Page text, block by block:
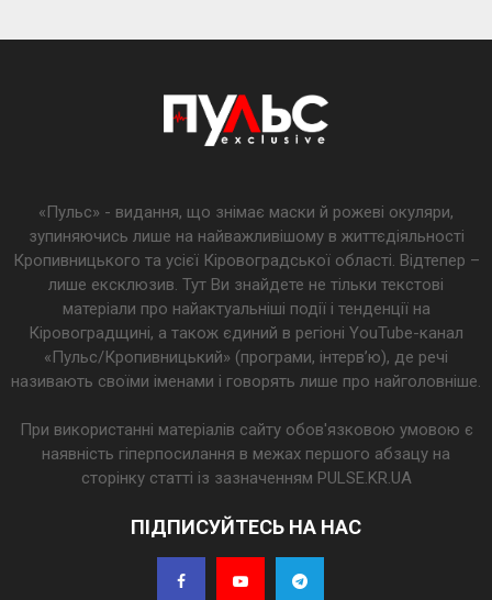
«Пульс» - видання, що знімає маски й рожеві окуляри,
зупиняючись лише на найважливішому в життєдіяльності
Кропивницького та усієї Кіровоградської області. Відтепер –
лише ексклюзив. Тут Ви знайдете не тільки текстові
матеріали про найактуальніші події і тенденції на
Кіровоградщині, а також єдиний в регіоні YouTube-канал
«Пульс/Кропивницький» (програми, інтерв’ю), де речі
називають своїми іменами і говорять лише про найголовніше.
При використанні матеріалів сайту обов'язковою умовою є
наявність гіперпосилання в межах першого абзацу на
сторінку статті із зазначенням PULSE.KR.UA
ПІДПИСУЙТЕСЬ НА НАС